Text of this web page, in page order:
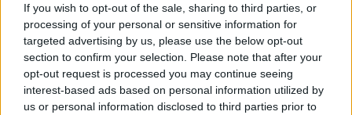
If you wish to opt-out of the sale, sharing to third parties, or
processing of your personal or sensitive information for
targeted advertising by us, please use the below opt-out
section to confirm your selection. Please note that after your
opt-out request is processed you may continue seeing
interest-based ads based on personal information utilized by
us or personal information disclosed to third parties prior to